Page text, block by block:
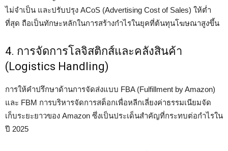
ไม่จำเป็น และปรับปรุง ACoS (Advertising Cost of Sales) ให้ต่ำ
ที่สุด ถือเป็นทักษะหลักในการสร้างกำไรในยุคที่ต้นทุนโฆษณาสูงขึ้น
4. การจัดการโลจิสติกส์และคลังสินค้า
(Logistics Handling)
การให้คำปรึกษาด้านการจัดส่งแบบ FBA (Fulfillment by Amazon)
และ FBM การบริหารจัดการสต็อกเพื่อหลีกเลี่ยงค่าธรรมเนียมจัด
เก็บระยะยาวของ Amazon ซึ่งเป็นประเด็นสำคัญที่กระทบต่อกำไรใน
ปี 2025